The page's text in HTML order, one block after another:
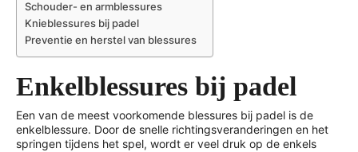
Schouder- en armblessures
Knieblessures bij padel
Preventie en herstel van blessures
Enkelblessures bij padel
Een van de meest voorkomende blessures bij padel is de
enkelblessure. Door de snelle richtingsveranderingen en het
springen tijdens het spel, wordt er veel druk op de enkels